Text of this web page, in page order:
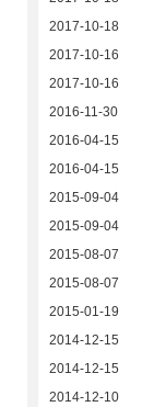
2017-10-18
2017-10-16
2017-10-16
2016-11-30
2016-04-15
2016-04-15
2015-09-04
2015-09-04
2015-08-07
2015-08-07
2015-01-19
2014-12-15
2014-12-15
2014-12-10